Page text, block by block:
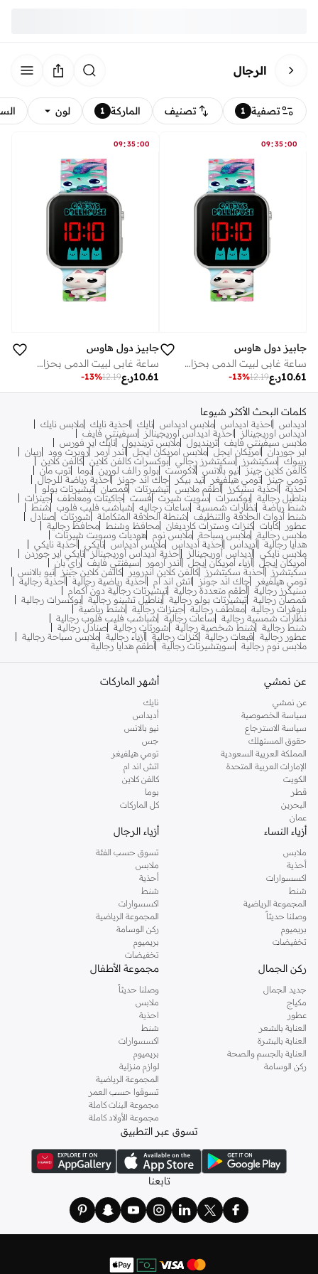
الرجال
تصفية 1 تصنيف الماركة 1 لون
09:35:00
جابيز دول هاوس
ساعة غابي لبيت الدمى بحزام مطبوع بإضاءة
ر.ع10.61
12.19
-13%
09:35:00
جابيز دول هاوس
ساعة غابي لبيت الدمى بحزام مطبوع بإضاءة
ر.ع10.61
12.19
-13%
كلمات البحث الأكثر شيوعا
اديداس احذية اديداس ملابس اديداس نايك احذية نايك ملابس نايك
اديداس اوريجينالز
احذية اديداس اوريجينالز
سيفينتي فايف
ملابس سيفينتي فايف ترينديول ملابس ترينديول نايك اير فورس
اير جوردان
امريكان ايجل ملابس امريكان ايجل اندر ارمر روبرت وود
ريبان
ريبوك
سكيتشرز سكيتشرز رجالي بوكسرات كالفن كلاين كالفن كلاين
كالفن كلاين جينز نيو بالانس لاكوست بولو رالف لورين بوما
توب مان
تومي جينز تومي هيلفيغر تيد بيكر جاك اند جونز
أحذية رياضة للرجال
احذية
احذية سنيكرز أطقم ملابس تيشيرتات قمصان تيشيرتات بولو
بناطيل رجالية بوكسرات سويت شيرت فست جاكيتات ومعاطف جينزات
شنط رياضة نظارات شمسية ساعات رجاليه شباشب فليب فلوب
شنط
شنط أدوات الحلاقة والتنظيف
شنطة الحلاقة المتكاملة شورتات صنادل
عطور
كابات كنزات وسترات كارديغان محافظ وشنط
محافظ رجالية
ملابس رجالية ملابس سباحة ملابس نوم
هوديات وسويت شيرتات
هدايا رجالية أديداس أحذية أديداس ملابس أديداس نايكي أحذبة نايكي
ملابس نايكي أديداس أوريجينالز أحذية أديداس أوريجينالز
نايكي اير جوردن
أمريكان إيجل أزياء أمريكان إيجل أندر آرمور سيفنتي فايف راي بان
سكيتشرز
أحذية سكيتشرز كالفن كلاين اندروير كالفن كلاين جينز
نيو بالانس
تومي هيلفيغر
جاك اند جونز اتش اند ام أحذية رياضية رجالية أحذية رجالية
سنيكرز رجالية أطقم متعددة رجالية تيشيرتات رجالية دون أكمام
قمصان رجالية تيشيرتات بولو رجالية بناطيل تشينو رجالية بوكسرات رجالية
بلوفرات رجالية معاطف رجالية جينزات رجالية
شنط رياضية
نظارات شمسية رجالية
ساعات رجالية
شباشب فليب فلوب رجالية
شنط رجالية
شنط شخصية رجالية شورتات رجالية صنادل رجالية
عطور رجالية
قبعات رجالية كنزات رجالية أزياء رجالية ملابس سباحة رجالية
ملابس نوم رجالية
سويتشيرتات رجالية أطقم هدايا رجالية
عن نمشي
عن نمشي
سياسة الخصوصية
سياسة الاسترجاع
حقوق المستهلك
المملكة العربية السعودية
الإمارات العربية المتحدة
الكويت
قطر
البحرين
عمان
أشهر الماركات
نايك
أديداس
نيو بالانس
جس
تومي هيلفيغر
اتش اند ام
كالفن كلاين
بوما
كل الماركات
أزياء النساء
ملابس
أحذية
اكسسوارات
شنط
المجموعة الرياضية
وصلنا حديثاً
بريميوم
تخفيضات
أزياء الرجال
تسوق حسب الفئة
ملابس
أحذية
شنط
اكسسوارات
المجموعة الرياضية
ركن الوسامة
بريميوم
تخفيضات
ركن الجمال
جديد الجمال
مكياج
عطور
العناية بالشعر
العناية بالبشرة
العناية بالجسم والصحة
ركن الوسامة
مجموعة الأطفال
وصلنا حديثاً
ملابس
احذية
شنط
اكسسوارات
بريميوم
لوازم منزلية
المجموعة الرياضية
تسوقوا حسب العمر
مجموعة البنات كاملة
مجموعة الأولاد كاملة
تسوق عبر التطبيق
تابعنا